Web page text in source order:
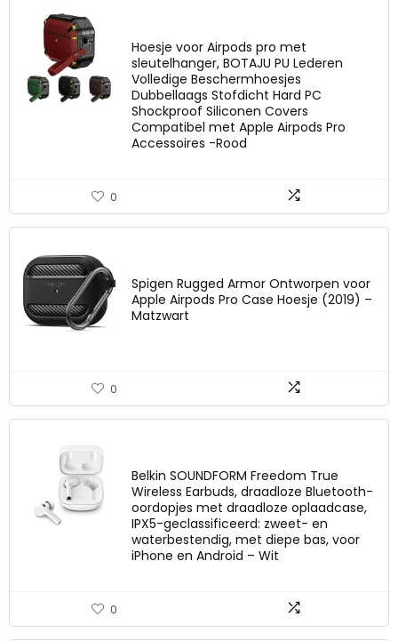
Hoesje voor Airpods pro met
sleutelhanger, BOTAJU PU Lederen
Volledige Beschermhoesjes
Dubbellaags Stofdicht Hard PC
Shockproof Siliconen Covers
Compatibel met Apple Airpods Pro
Accessoires -Rood
0
Spigen Rugged Armor Ontworpen voor
Apple Airpods Pro Case Hoesje (2019) –
Matzwart
0
Belkin SOUNDFORM Freedom True
Wireless Earbuds, draadloze Bluetooth-
oordopjes met draadloze oplaadcase,
IPX5-geclassificeerd: zweet- en
waterbestendig, met diepe bas, voor
iPhone en Android – Wit
0